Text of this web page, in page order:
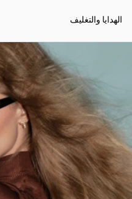
الهدايا والتغليف